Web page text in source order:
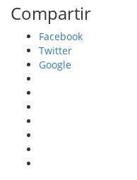
Compartir
Facebook
Twitter
Google